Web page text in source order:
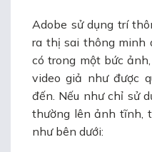
Adobe sử dụng trí
ra thị sai thông minh
có trong một bức
video giả như được
đến. Nếu như chỉ sử
thường lên ảnh tĩnh,
như bên dưới: